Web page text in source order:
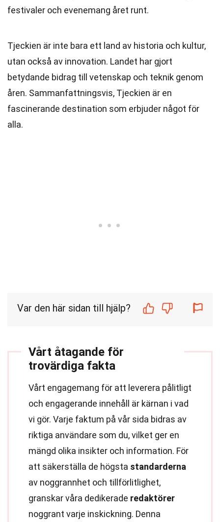
festivaler och evenemang året runt.
Tjeckien är inte bara ett land av historia och kultur,
utan också av innovation. Landet har gjort
betydande bidrag till vetenskap och teknik genom
åren. Sammanfattningsvis, Tjeckien är en
fascinerande destination som erbjuder något för
alla.
Var den här sidan till hjälp?
Vårt åtagande för
trovärdiga fakta
Vårt engagemang för att leverera pålitligt
och engagerande innehåll är kärnan i vad
vi gör. Varje faktum på vår sida bidras av
riktiga användare som du, vilket ger en
mängd olika insikter och information. För
att säkerställa de högsta standarderna
av noggrannhet och tillförlitlighet,
granskar våra dedikerade redaktörer
noggrant varje inskickning. Denna